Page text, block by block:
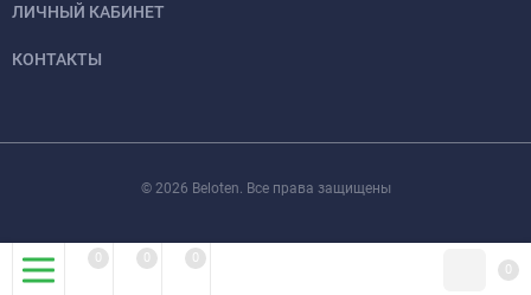
ЛИЧНЫЙ КАБИНЕТ
КОНТАКТЫ
© 2026 Beloten. Все права защищены
0 0 0
0